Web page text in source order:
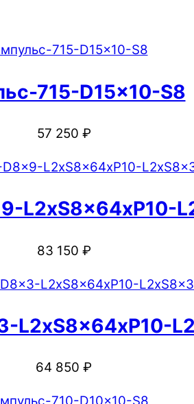
715-D15x10-S8
57 250 ₽
L2xS8x64xP10-
83 150 ₽
L2xS8x64xP10-
64 850 ₽